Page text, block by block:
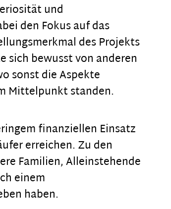
und
den Fokus auf das
des Projekts
sich bewusst von anderen
sonst die Aspekte
Mittelpunkt standen.
finanziellen Einsatz
erreichen. Zu den
Familien, Alleinstehende
einem
haben.